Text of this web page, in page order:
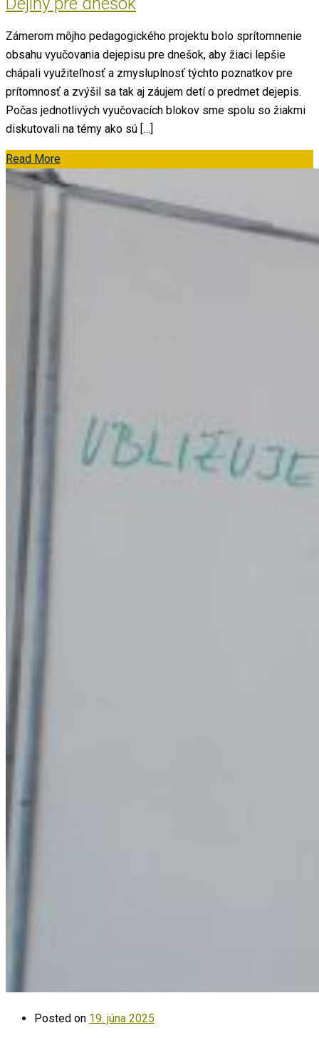
Zámerom môjho pedagogického projektu bolo sprítomnenie
obsahu vyučovania dejepisu pre dnešok, aby žiaci lepšie
chápali využiteľnosť a zmysluplnosť týchto poznatkov pre
prítomnosť a zvýšil sa tak aj záujem detí o predmet dejepis.
Počas jednotlivých vyučovacích blokov sme spolu so žiakmi
diskutovali na témy ako sú […]
Read More
Posted on 19. júna 2025